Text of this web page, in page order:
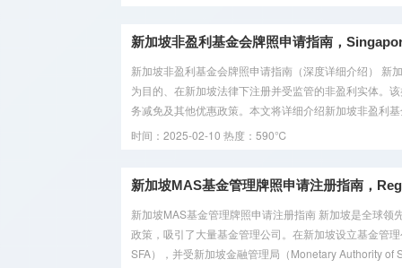
申请
资产管理
牌照
支付兑换
牌照
新加坡非盈利基金会牌照申请指南，
新加坡非盈利基金会牌照申请指南（深度详细介绍）
为目的、在新加坡法律下注册并受监管的非盈利实体。
务减免及其他优惠政策。本文将详细介绍新加坡非盈利
时间：2025-02-10 热度：590℃
新加坡MAS基金管理牌照申请注册指南，
新加坡MAS基金管理牌照申请注册指南 新加坡是全球
政策，吸引了大量基金管理公司。在新加坡设立基金管
SFA），并受新加坡金融管理局（Monetary Authority of